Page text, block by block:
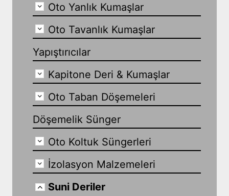
Oto Yanlık Kumaşlar
Oto Tavanlık Kumaşlar
Yapıştırıcılar
Kapitone Deri & Kumaşlar
Oto Taban Döşemeleri
Döşemelik Sünger
Oto Koltuk Süngerleri
İzolasyon Malzemeleri
Suni Deriler